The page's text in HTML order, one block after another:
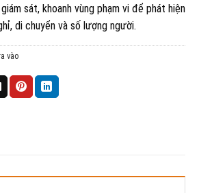
sát, khoanh vùng phạm vi để phát hiện
di chuyển và số lượng người.
vào